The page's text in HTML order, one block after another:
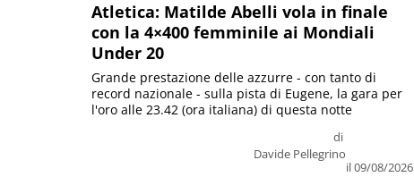
Atletica: Matilde Abelli vola in finale
con la 4×400 femminile ai Mondiali
Under 20
di
Davide Pellegrino
il 09/08/2026
Grande prestazione delle azzurre - con tanto di
record nazionale - sulla pista di Eugene, la gara per
l'oro alle 23.42 (ora italiana) di questa notte